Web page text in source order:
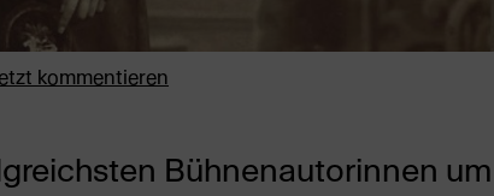
kommentieren
Bühnenautorinnen um